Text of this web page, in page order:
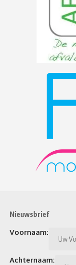
Nieuwsbrief
Voornaam:
Achternaam: